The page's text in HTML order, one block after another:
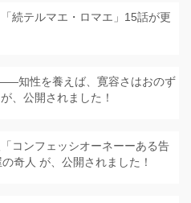
「続テルマエ・ロマエ」15話が更
——知性を養えば、寛容さはおのず
、公開されました！
「コンフェッシオーネーーある告
奇人 が、公開されました！